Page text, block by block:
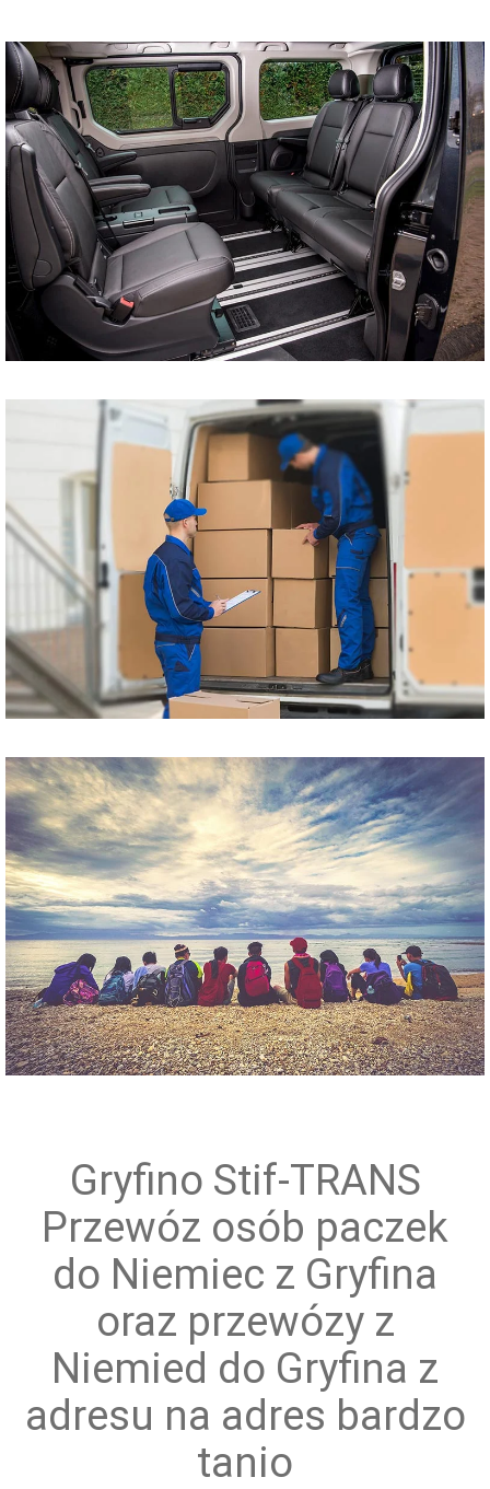
Koszalina Bydgoszczy
Kołobrzegu Piły
Chojnic Tucholi
Więcborka Nakła nad
Notecią Białogardu
Gryfic Sępólna
Krajeńskiego
Człuchowa Szczecinka
Barwic Świdnicy
Trzcianki Złotowa
Czarnkowa Chodzieży
Wałcza z pod adresu
drzwi do drzwi
Przewóz osób
Przewóz paczek
Przewóz grup zorganizowanych
Gryfino Stif-TRANS
Przewóz osób paczek
do Niemiec z Gryfina
oraz przewózy z
Niemied do Gryfina z
adresu na adres bardzo
tanio